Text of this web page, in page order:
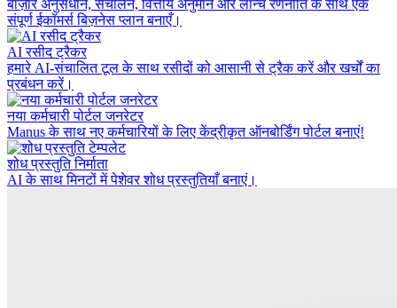
बाज़ार अनुसंधान, संचालन, वित्तीय अनुमान और लॉन्च रणनीति के साथ एक
संपूर्ण ईकॉमर्स बिज़नेस प्लान बनाएँ।
AI रसीद ट्रैकर
हमारे AI-संचालित टूल के साथ रसीदों को आसानी से ट्रैक करें और खर्चों का
प्रबंधन करें।
नया कर्मचारी पोर्टल जनरेटर
Manus के साथ नए कर्मचारियों के लिए केंद्रीकृत ऑनबोर्डिंग पोर्टल बनाएं!
शोध प्रस्तुति निर्माता
AI के साथ मिनटों में पेशेवर शोध प्रस्तुतियाँ बनाएं।